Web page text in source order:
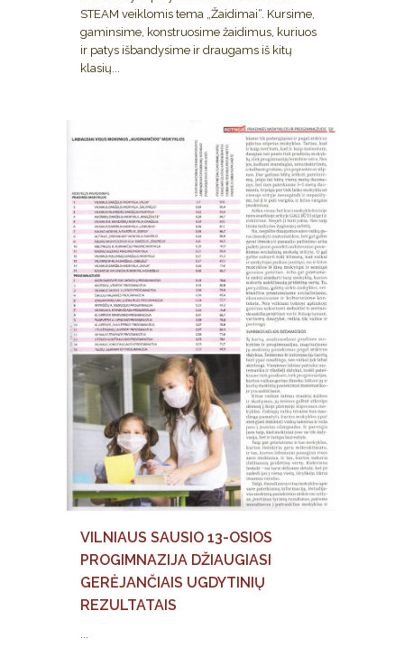
STEAM veiklomis tema „Žaidimai“. Kursime,
gaminsime, konstruosime žaidimus, kuriuos
ir patys išbandysime ir draugams iš kitų
klasių...
VILNIAUS SAUSIO 13-OSIOS
PROGIMNAZIJA DŽIAUGIASI
GERĖJANČIAIS UGDYTINIŲ
REZULTATAIS
...